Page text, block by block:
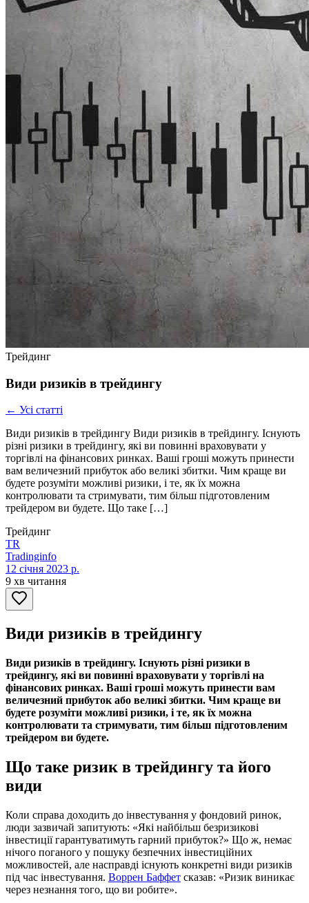
Трейдинг
Види ризиків в трейдингу
← Усі статті
Види ризиків в трейдингу Види ризиків в трейдингу. Існують
різні ризики в трейдингу, які ви повинні враховувати у
торгівлі на фінансових ринках. Ваші гроші можуть принести
вам величезний прибуток або великі збитки. Чим краще ви
будете розуміти можливі ризики, і те, як їх можна
контролювати та стримувати, тим більш підготовленим
трейдером ви будете. Що таке […]
Трейдинг
TR
Tradinginfo
12 січня 2023 р.
9 хв читання
Види ризиків в трейдингу
Види ризиків в трейдингу. Існують різні ризики в
трейдингу, які ви повинні враховувати у торгівлі на
фінансових ринках. Ваші гроші можуть принести вам
величезний прибуток або великі збитки. Чим краще ви
будете розуміти можливі ризики, і те, як їх можна
контролювати та стримувати, тим більш підготовленим
трейдером ви будете.
Що таке ризик в трейдингу та його
види
Коли справа доходить до інвестування у фондовий ринок,
люди зазвичай запитують: «Які найбільш безризикові
інвестиції гарантуватимуть гарний прибуток?» Що ж, немає
нічого поганого у пошуку безпечних інвестиційних
можливостей, але насправді існують конкретні види ризиків
під час інвестування. Воррен Баффет сказав: «Ризик виникає
через незнання того, що ви робите».